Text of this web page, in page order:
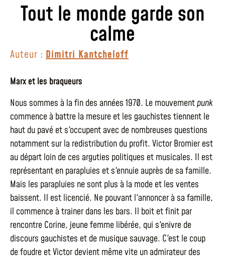
Tout le monde garde son
calme
Auteur : Dimitri Kantcheloff
Marx et les braqueurs
Nous sommes à la fin des années 1970. Le mouvementpunk
commence à battre la mesure et les gauchistes tiennent le
haut du pavé et s'occupent avec de nombreuses questions
notamment sur la redistribution du profit. Victor Bromier est
au départ loin de ces arguties politiques et musicales. Il est
représentant en parapluies et s'ennuie auprès de sa famille.
Mais les parapluies ne sont plus à la mode et les ventes
baissent. Il est licencié. Ne pouvant l'annoncer à sa famille,
il commence à trainer dans les bars. Il boit et finit par
rencontre Corine, jeune femme libérée, qui s'enivre de
discours gauchistes et de musique sauvage. C'est le coup
de foudre et Victor devient même vite un admirateur des